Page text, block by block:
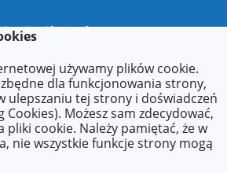
Lokalizacja
Niepodległości 1
62-510 Konin
Kontakt
używamy plików cookie.
dla funkcjonowania strony,
ulepszaniu tej strony i doświadczeń
Cookies). Możesz sam zdecydować,
pliki cookie. Należy pamiętać, że w
nie wszystkie funkcje strony mogą